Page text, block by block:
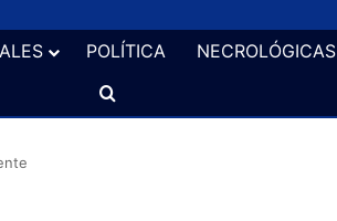
POLÍTICA NECROLÓGICAS
Buscar